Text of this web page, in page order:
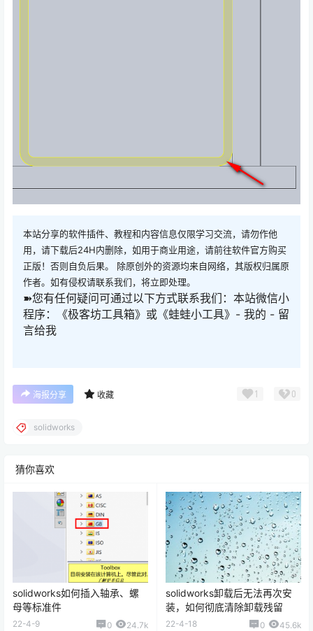
本站分享的软件插件、教程和内容信息仅限学习交流，请勿作他
用，请下载后24H内删除，如用于商业用途，请前往软件官方购买
正版！否则自负后果。 除原创外的资源均来自网络，其版权归属原
作者。如有侵权请联系我们，将立即处理。
➽您有任何疑问可通过以下方式联系我们：本站微信小
程序：《极客坊工具箱》或《蛙蛙小工具》- 我的 - 留
言给我
海报分享 收藏 1 0
solidworks
猜你喜欢
solidworks如何插入轴承、螺
母等标准件
22-4-9 0 24.7k
solidworks卸载后无法再次安
装，如何彻底清除卸载残留
22-4-18 0 45.6k